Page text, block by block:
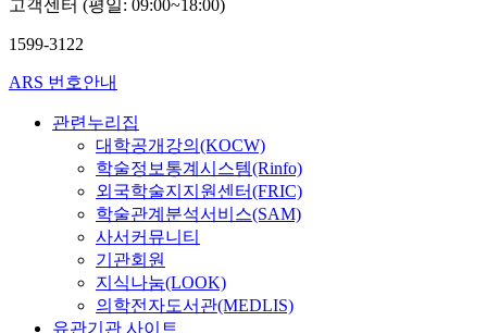
고객센터 (평일: 09:00~18:00)
1599-3122
ARS 번호안내
관련누리집
대학공개강의(KOCW)
학술정보통계시스템(Rinfo)
외국학술지지원센터(FRIC)
학술관계분석서비스(SAM)
사서커뮤니티
기관회원
지식나눔(LOOK)
의학전자도서관(MEDLIS)
유관기관 사이트